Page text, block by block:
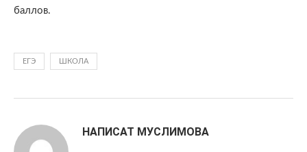
баллов.
ЕГЭ ШКОЛА
НАПИСАТ МУСЛИМОВА